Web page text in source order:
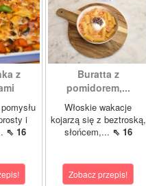
z
i
⇖ 16
Buratta z
pomidorem,...
Włoskie wakacje
kojarzą się z beztroską,
słońcem,... ⇖ 16
Zobacz przepis!